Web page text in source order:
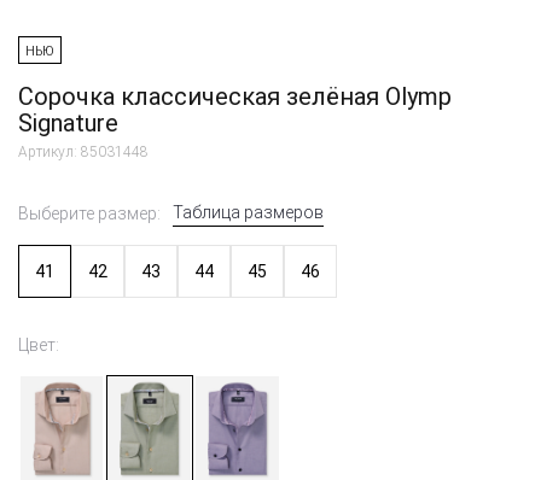
НЬЮ
Сорочка классическая зелёная Olymp
Signature
Артикул: 85031448
Выберите размер: Таблица размеров
41 42 43 44 45 46
Цвет: